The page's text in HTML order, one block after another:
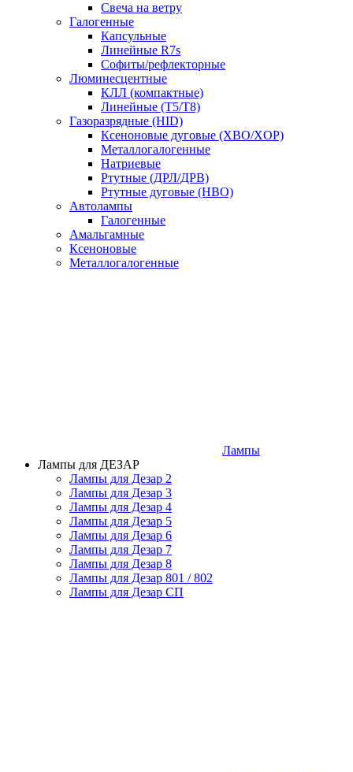
Свеча на ветру
Галогенные
Капсульные
Линейные R7s
Софиты/рефлекторные
Люминесцентные
КЛЛ (компактные)
Линейные (T5/T8)
Газоразрядные (HID)
Ксеноновые дуговые (XBO/XOP)
Металлогалогенные
Натриевые
Ртутные (ДРЛ/ДРВ)
Ртутные дуговые (HBO)
Автолампы
Галогенные
Амальгамные
Ксеноновые
Металлогалогенные
Лампы
Лампы для ДЕЗАР
Лампы для Дезар 2
Лампы для Дезар 3
Лампы для Дезар 4
Лампы для Дезар 5
Лампы для Дезар 6
Лампы для Дезар 7
Лампы для Дезар 8
Лампы для Дезар 801 / 802
Лампы для Дезар СП